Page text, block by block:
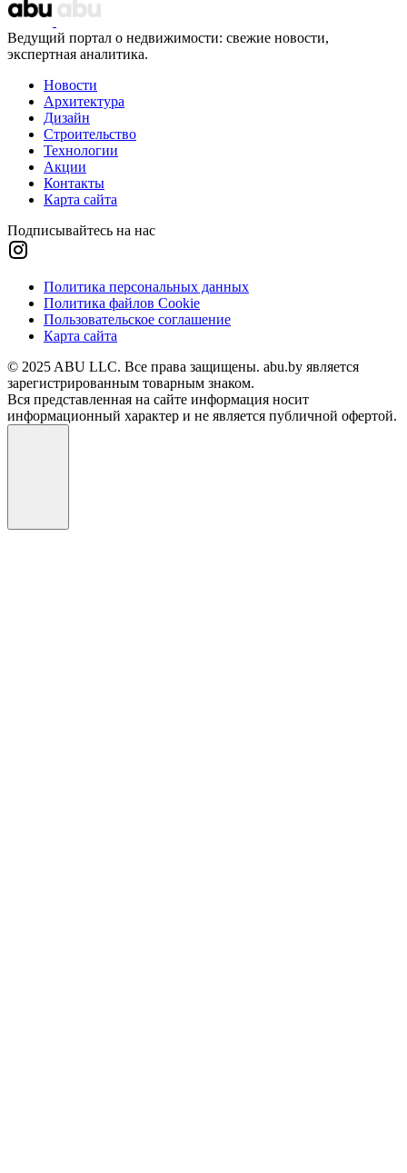
Ведущий портал о недвижимости: свежие новости,
экспертная аналитика.
Новости
Архитектура
Дизайн
Строительство
Технологии
Акции
Контакты
Карта сайта
Подписывайтесь на нас
Политика персональных данных
Политика файлов Cookie
Пользовательское соглашение
Карта сайта
© 2025 ABU LLC. Все права защищены. abu.by является
зарегистрированным товарным знаком.
Вся представленная на сайте информация носит
информационный характер и не является публичной офертой.